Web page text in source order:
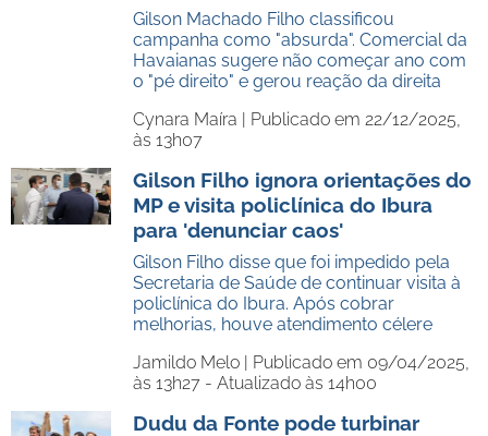
Gilson Machado Filho classificou
campanha como "absurda". Comercial da
Havaianas sugere não começar ano com
o "pé direito" e gerou reação da direita
Cynara Maíra | Publicado em 22/12/2025,
às 13h07
Gilson Filho ignora orientações do
MP e visita policlínica do Ibura
para 'denunciar caos'
Gilson Filho disse que foi impedido pela
Secretaria de Saúde de continuar visita à
policlínica do Ibura. Após cobrar
melhorias, houve atendimento célere
Jamildo Melo | Publicado em 09/04/2025,
às 13h27 - Atualizado às 14h00
Dudu da Fonte pode turbinar